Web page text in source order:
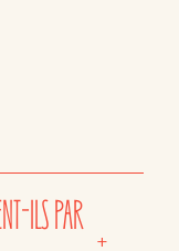
ILS PAR
+